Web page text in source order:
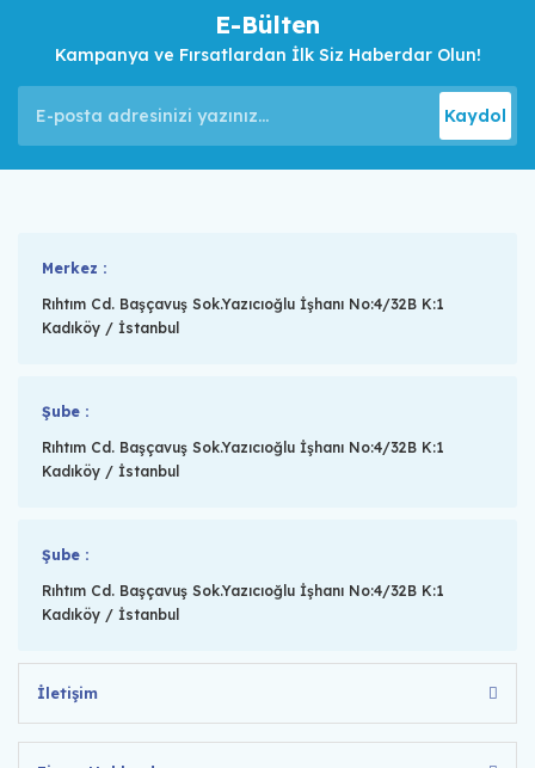
E-Bülten
Kampanya ve Fırsatlardan İlk Siz Haberdar Olun!
Kaydol
Merkez :
Rıhtım Cd. Başçavuş Sok.Yazıcıoğlu İşhanı No:4/32B K:1
Kadıköy / İstanbul
Şube :
Rıhtım Cd. Başçavuş Sok.Yazıcıoğlu İşhanı No:4/32B K:1
Kadıköy / İstanbul
Şube :
Rıhtım Cd. Başçavuş Sok.Yazıcıoğlu İşhanı No:4/32B K:1
Kadıköy / İstanbul
İletişim